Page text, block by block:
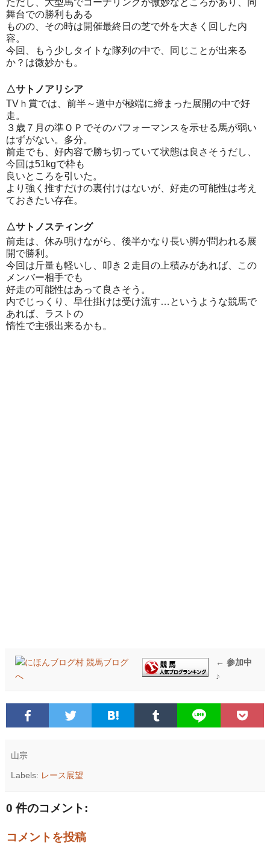
ただし、大型馬でコーナリングが微妙なところがあり、同
舞台での勝利もある
ものの、その時は開催最終日の芝で外を大きく回した内
容。
今回、もう少しタイトな隊列の中で、同じことが出来る
か？は微妙かも。
△サトノアリシア
TVｈ賞では、前半～道中が極端に締まった展開の中で好
走。
３歳７月の準ＯＰでそのパフォーマンスを示せる馬が弱い
はずがない。多分。
前走でも、好内容で勝ち切っていて状態は良さそうだし、
今回は51kgで枠も
良いところを引いた。
より強く推すだけの裏付けはないが、好走の可能性は考え
ておきたい存在。
△サトノスティング
前走は、休み明けながら、後半かなり長い脚が問われる展
開で勝利。
今回は斤量も軽いし、叩き２走目の上積みがあれば、この
メンバー相手でも
好走の可能性はあって良さそう。
内でじっくり、早仕掛けは受け流す…というような競馬で
あれば、ラストの
惰性で主張出来るかも。
← 参加中
♪
山宗
Labels: レース展望
0 件のコメント:
コメントを投稿